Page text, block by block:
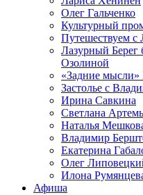
Олег Гальченко
Культурный
Путешествуем
Лазурный Берег
Озолиной
«Задние
Застолье с
Ирина Савкина
Светлана
Наталья
Владимир
Екатерина
Олег
Илона
Афиша